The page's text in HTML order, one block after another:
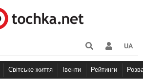
UA
Світське життя Івенти Рейтинги